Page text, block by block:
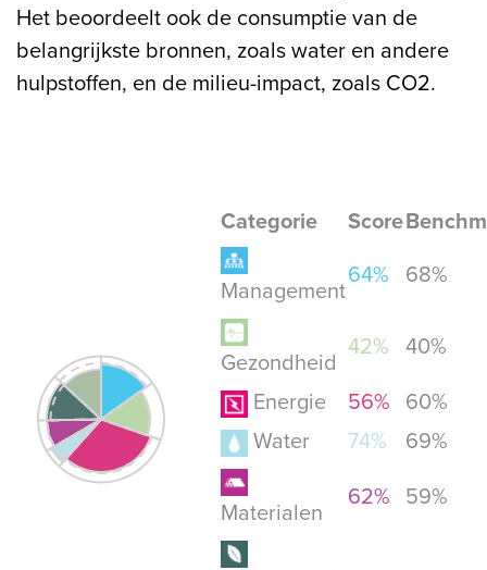
Het beoordeelt ook de consumptie van de
belangrijkste bronnen, zoals water en andere
hulpstoffen, en de milieu-impact, zoals CO2.
Categorie Score
Management
64% 68%
Gezondheid
42% 40%
Energie 56%
60%
Water
74% 69%
Materialen
62% 59%